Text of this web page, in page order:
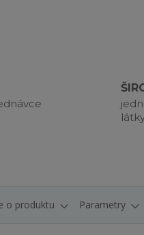
o produktu Parametry